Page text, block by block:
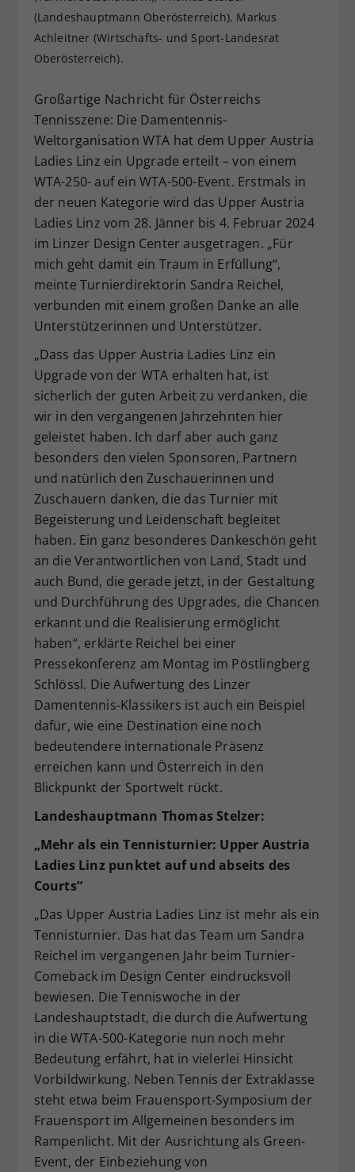
(Landeshauptmann Oberösterreich), Markus
Achleitner (Wirtschafts- und Sport-Landesrat
Oberösterreich).
Großartige Nachricht für Österreichs
Tennisszene: Die Damentennis-
Weltorganisation WTA hat dem Upper Austria
Ladies Linz ein Upgrade erteilt – von einem
WTA-250- auf ein WTA-500-Event. Erstmals in
der neuen Kategorie wird das Upper Austria
Ladies Linz vom 28. Jänner bis 4. Februar 2024
im Linzer Design Center ausgetragen. „Für
mich geht damit ein Traum in Erfüllung“,
meinte Turnierdirektorin Sandra Reichel,
verbunden mit einem großen Danke an alle
Unterstützerinnen und Unterstützer.
„Dass das Upper Austria Ladies Linz ein
Upgrade von der WTA erhalten hat, ist
sicherlich der guten Arbeit zu verdanken, die
wir in den vergangenen Jahrzehnten hier
geleistet haben. Ich darf aber auch ganz
besonders den vielen Sponsoren, Partnern
und natürlich den Zuschauerinnen und
Zuschauern danken, die das Turnier mit
Begeisterung und Leidenschaft begleitet
haben. Ein ganz besonderes Dankeschön geht
an die Verantwortlichen von Land, Stadt und
auch Bund, die gerade jetzt, in der Gestaltung
und Durchführung des Upgrades, die Chancen
erkannt und die Realisierung ermöglicht
haben“, erklärte Reichel bei einer
Pressekonferenz am Montag im Pöstlingberg
Schlössl. Die Aufwertung des Linzer
Damentennis-Klassikers ist auch ein Beispiel
dafür, wie eine Destination eine noch
bedeutendere internationale Präsenz
erreichen kann und Österreich in den
Blickpunkt der Sportwelt rückt.
Landeshauptmann Thomas Stelzer:
„Mehr als ein Tennisturnier: Upper Austria
Ladies Linz punktet auf und abseits des
Courts“
„Das Upper Austria Ladies Linz ist mehr als ein
Tennisturnier. Das hat das Team um Sandra
Reichel im vergangenen Jahr beim Turnier-
Comeback im Design Center eindrucksvoll
bewiesen. Die Tenniswoche in der
Landeshauptstadt, die durch die Aufwertung
in die WTA-500-Kategorie nun noch mehr
Bedeutung erfährt, hat in vielerlei Hinsicht
Vorbildwirkung. Neben Tennis der Extraklasse
steht etwa beim Frauensport-Symposium der
Frauensport im Allgemeinen besonders im
Rampenlicht. Mit der Ausrichtung als Green-
Event, der Einbeziehung von
Dieser Wert speichert Ihre Consent-
Einstellungen. Unter anderem eine
zufällig generierte ID, für die
vorgenommen Einstellungen, falls der
Webseiten-Betreiber dies eingestellt
hat.